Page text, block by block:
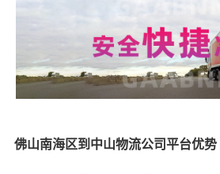
佛山南海区到中山物流公司平台优势